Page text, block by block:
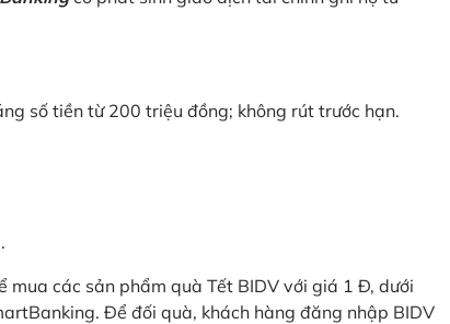
số tiền từ 200 triệu đồng; không rút trước hạn.
mua các sản phẩm quà Tết BIDV với giá 1 Đ, dưới
Để đối quà, khách hàng đăng nhập BIDV